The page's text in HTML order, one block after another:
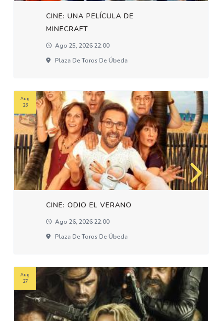
CINE: UNA PELÍCULA DE
MINECRAFT
Ago 25, 2026 22:00
Plaza De Toros De Úbeda
CINE: ODIO EL VERANO
Ago 26, 2026 22:00
Plaza De Toros De Úbeda
Aug
26
Aug
27